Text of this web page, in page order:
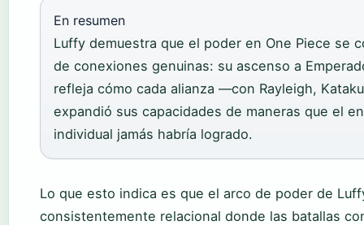
En resumen
Luffy demuestra que el poder en One Piece se
de conexiones genuinas: su ascenso a
refleja cómo cada alianza —con Rayleigh,
expandió sus capacidades de maneras que el
individual jamás habría logrado.
Lo que esto indica es que el arco de poder de
consistentemente relacional donde las batallas